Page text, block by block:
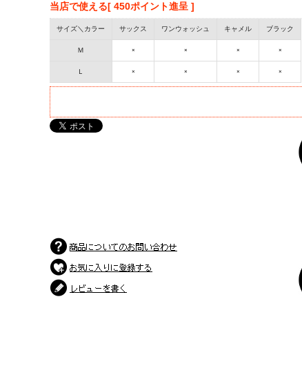
当店で使える[ 450ポイント進呈 ]
サイズ＼カラー サックス ワンウォッシュ キャメル ブラック
Ｍ × × × ×
Ｌ × × × ×